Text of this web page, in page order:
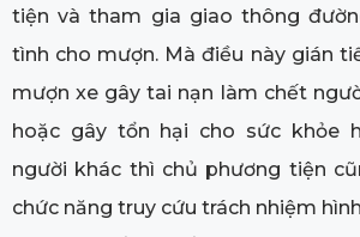
tiện và tham gia giao thông
tình cho mượn. Mà điều này gián
mượn xe gây tai nạn làm chết
hoặc gây tổn hại cho sức khỏe
người khác thì chủ phương tiện
chức năng truy cứu trách nhiệm